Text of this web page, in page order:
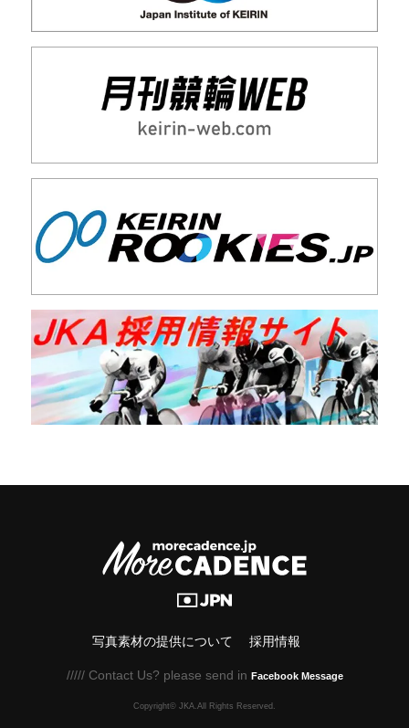
写真素材の提供について 採用情報
///// Contact Us? please send in Facebook Message
Copyright© JKA.All Rights Reserved.